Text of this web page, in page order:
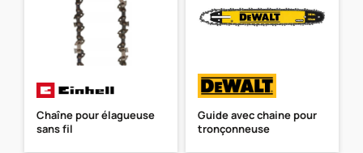
Chaîne pour élagueuse
sans fil
Guide avec chaine pour
tronçonneuse